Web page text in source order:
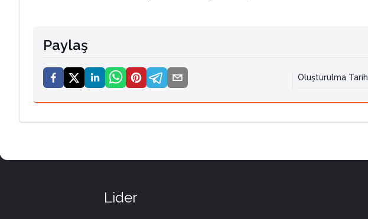
Paylaş
Oluşturulma
Lider